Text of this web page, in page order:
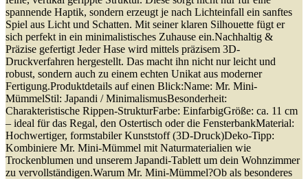
spannende Haptik, sondern erzeugt je nach Lichteinfall ein sanftes
Spiel aus Licht und Schatten. Mit seiner klaren Silhouette fügt er
sich perfekt in ein minimalistisches Zuhause ein.Nachhaltig &
Präzise gefertigt Jeder Hase wird mittels präzisem 3D-
Druckverfahren hergestellt. Das macht ihn nicht nur leicht und
robust, sondern auch zu einem echten Unikat aus moderner
Fertigung.Produktdetails auf einen Blick:Name: Mr. Mini-
MümmelStil: Japandi / MinimalismusBesonderheit:
Charakteristische Rippen-StrukturFarbe: EinfarbigGröße: ca. 11 cm
– ideal für das Regal, den Ostertisch oder die FensterbankMaterial:
Hochwertiger, formstabiler Kunststoff (3D-Druck)Deko-Tipp:
Kombiniere Mr. Mini-Mümmel mit Naturmaterialien wie
Trockenblumen und unserem Japandi-Tablett um dein Wohnzimmer
zu vervollständigen.Warum Mr. Mini-Mümmel?Ob als besonderes